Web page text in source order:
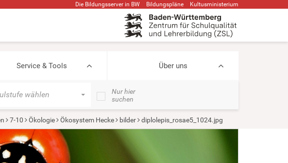
Die Bildungsserver in BW Bildungspläne Kultusministerium
Service & Tools Über uns
wählen
Nur hier
suchen
7-10 Ökologie Ökosystem Hecke bilder diplolepis_rosae5_1024.jpg